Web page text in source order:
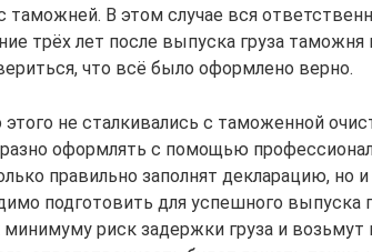
В этом случае вся
трёх лет после выпуска груза таможня
что всё было оформлено верно.
не сталкивались с таможенной
оформлять с помощью
правильно заполнят декларацию, но
подготовить для успешного выпуска
риск задержки груза и возьмут